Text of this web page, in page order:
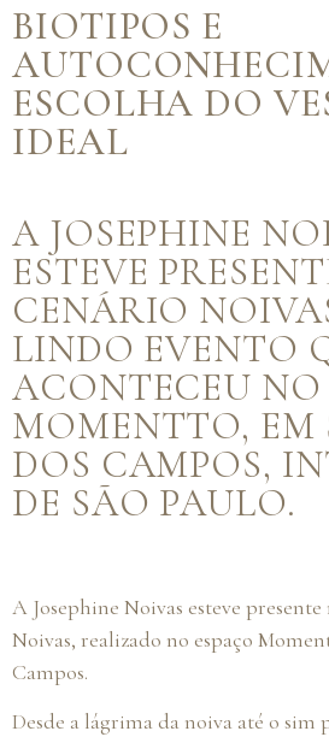
A JOSEPHINE
ESTEVE
CENÁRIO
LINDO EVENTO
ACONTECEU NO
MOMENTTO, EM
DOS CAMPOS,
DE SÃO PAULO.
A Josephine Noivas esteve
Noivas, realizado no espaço
Campos.
Desde a lágrima da noiva até o sim
BIOTIPOS E
ESCOLHA DO
IDEAL